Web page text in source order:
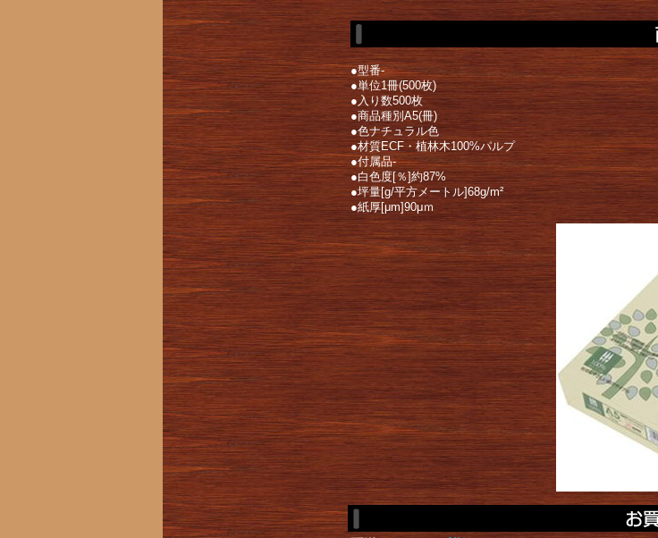
●型番-
●単位1冊(500枚)
●入り数500枚
●商品種別A5(冊)
●色ナチュラル色
●材質ECF・植林木100%パルプ
●付属品-
●白色度[％]約87%
●坪量[g/平方メートル]68g/m²
●紙厚[μm]90μｍ